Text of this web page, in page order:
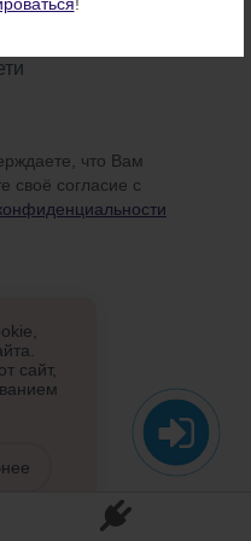
что Вам
своё согласие с
сайт,